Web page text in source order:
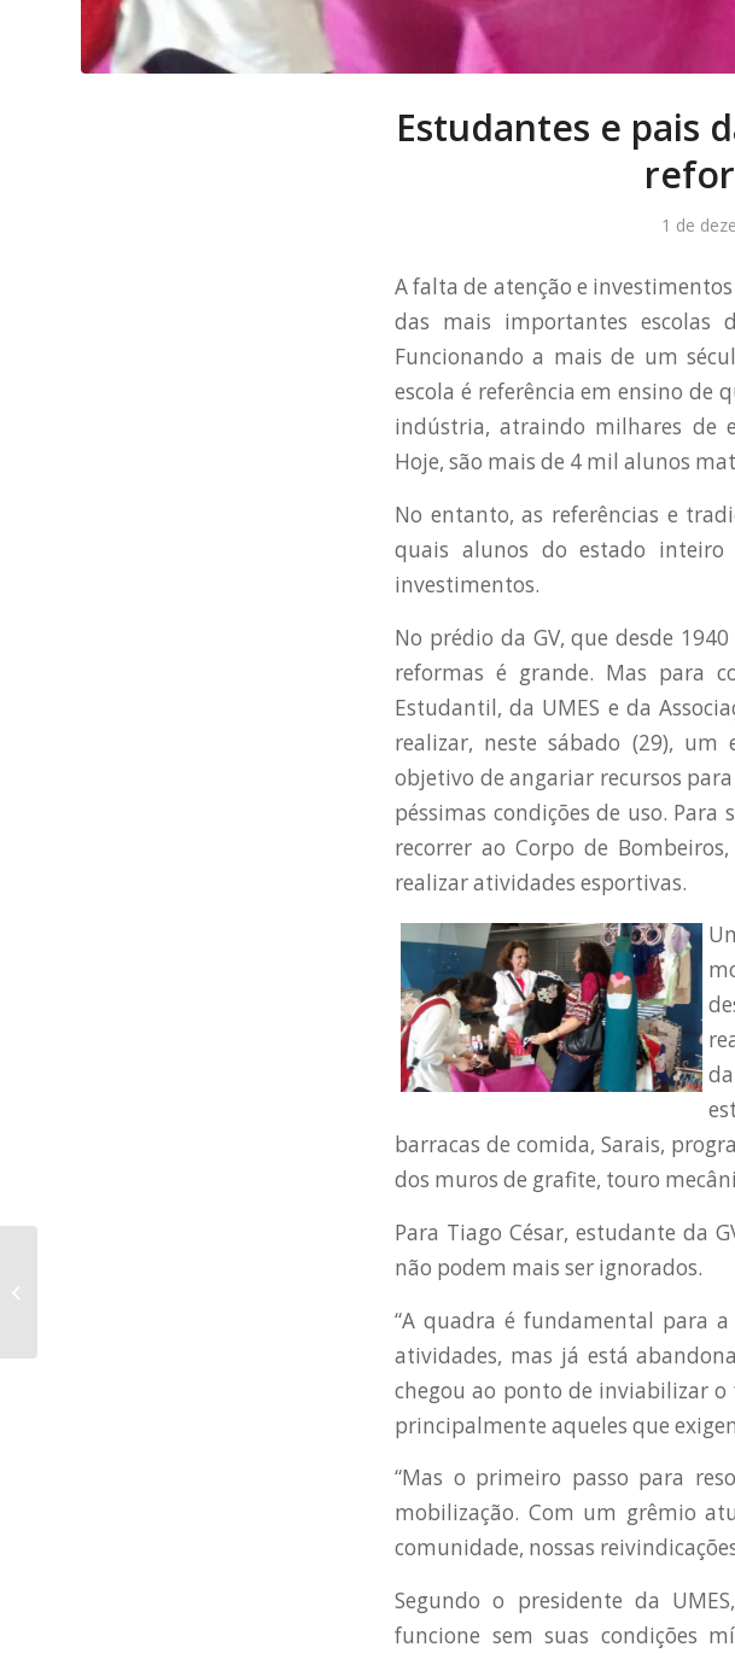
Estudantes e pais
1 de
A falta de atenção e
das mais importantes escolas
Funcionando a mais de um
escola é referência em ensino de
indústria, atraindo milhares de
Hoje, são mais de 4 mil alunos
No entanto, as referências e
quais alunos do estado
investimentos.
No prédio da GV, que desde
reformas é grande. Mas para
Estudantil, da UMES e da
realizar, neste sábado (29), um
objetivo de angariar recursos
péssimas condições de uso.
recorrer ao Corpo de
realizar atividades esportivas.
barracas de comida, Sarais,
dos muros de grafite, touro
Para Tiago César, estudante da
não podem mais ser ignorados.
“A quadra é fundamental para
atividades, mas já está
chegou ao ponto de inviabilizar
principalmente aqueles que
“Mas o primeiro passo para
mobilização. Com um grêmio
comunidade, nossas
Segundo o presidente da
funcione sem suas condições